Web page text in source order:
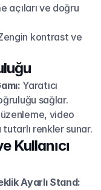
açıları ve doğru
kontrast ve
Yaratıcı
sağlar.
video
renkler sunar.
Kullanıcı
Ayarlı Stand: